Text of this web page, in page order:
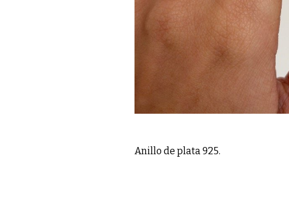
Anillo de plata 925.